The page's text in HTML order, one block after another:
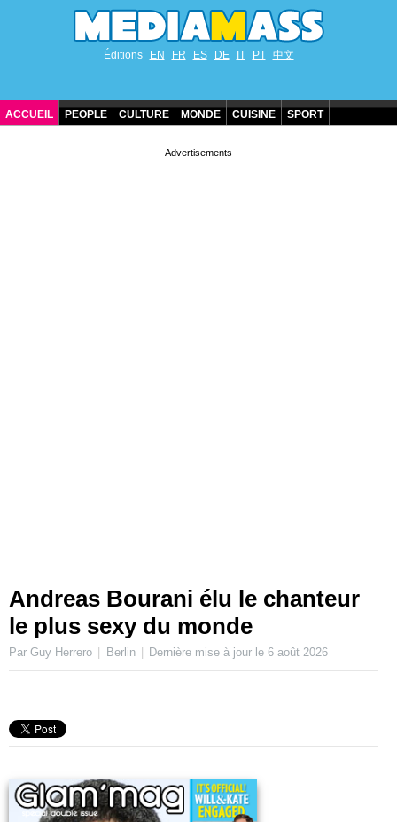
Éditions EN FR ES DE IT PT 中文
ACCUEIL PEOPLE CULTURE MONDE CUISINE SPORT
Andreas Bourani élu le chanteur
le plus sexy du monde
Par Guy Herrero Berlin Dernière mise à jour le6 août 2026